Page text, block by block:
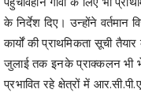
के निर्देश दिए। उन्होंने वर्तमान
कार्यों की प्राथमिकता सूची
जुलाई तक इनके प्राक्कलन भी
प्रभावित रहे क्षेत्रों में